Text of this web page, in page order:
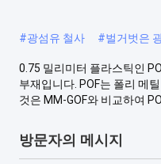
#광섬유 철사 #벌거벗은
0.75 밀리미터 플라스틱인
부재입니다. POF는 폴리 메
것은 MM-GOF와 비교하여
방문자의 메시지